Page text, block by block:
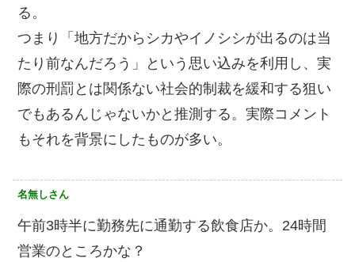
る。
つまり「地方だからシカやイノシシが出るのは当
たり前なんだろう」という思い込みを利用し、実
際の刑罰とは関係ない社会的制裁を緩和する狙い
でもあるんじゃないかと推測する。実際コメント
もそれを背景にしたものが多い。
名無しさん
午前3時半に勤務先に通勤する飲食店か。24時間
営業のところかな？